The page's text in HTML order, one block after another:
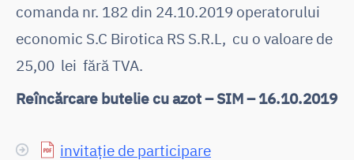
comanda nr. 182 din 24.10.2019 operatorului
economic S.C Birotica RS S.R.L, cu o valoare de
25,00 lei fără TVA.
Reîncărcare butelie cu azot – SIM – 16.10.2019
invitație de participare